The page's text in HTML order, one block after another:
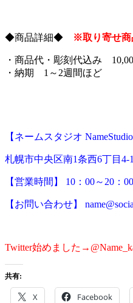
◆商品詳細◆ ※取り寄せ商
・商品代・彫刻代込み
・納期 1～2週間ほど
【ネームスタジオ NameStudio
札幌市中央区南1条西6丁目
【営業時間】 10：00～20：00
【お問い合わせ】
Twitter始めました
共有:
X Facebook